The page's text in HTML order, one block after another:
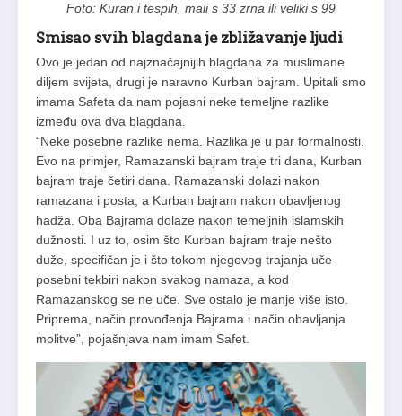
Foto: Kuran i tespih, mali s 33 zrna ili veliki s 99
Smisao svih blagdana je zbližavanje ljudi
Ovo je jedan od najznačajnijih blagdana za muslimane
diljem svijeta, drugi je naravno Kurban bajram. Upitali smo
imama Safeta da nam pojasni neke temeljne razlike
između ova dva blagdana.
“Neke posebne razlike nema. Razlika je u par formalnosti.
Evo na primjer, Ramazanski bajram traje tri dana, Kurban
bajram traje četiri dana. Ramazanski dolazi nakon
ramazana i posta, a Kurban bajram nakon obavljenog
hadža. Oba Bajrama dolaze nakon temeljnih islamskih
dužnosti. I uz to, osim što Kurban bajram traje nešto
duže, specifičan je i što tokom njegovog trajanja uče
posebni tekbiri nakon svakog namaza, a kod
Ramazanskog se ne uče. Sve ostalo je manje više isto.
Priprema, način provođenja Bajrama i način obavljanja
molitve”, pojašnjava nam imam Safet.